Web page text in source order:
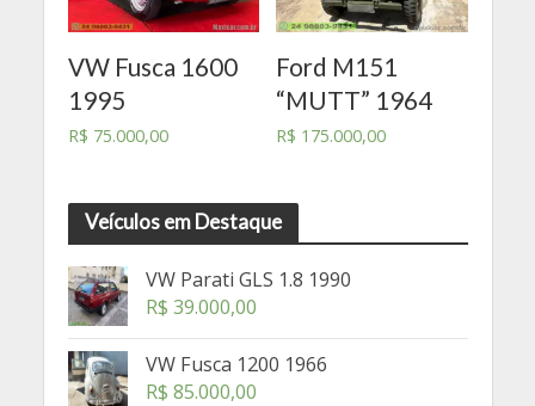
VW Fusca 1600
1995
R$ 75.000,00
Ford M151
“MUTT” 1964
R$ 175.000,00
Veículos em Destaque
VW Parati GLS 1.8 1990
R$ 39.000,00
VW Fusca 1200 1966
R$ 85.000,00